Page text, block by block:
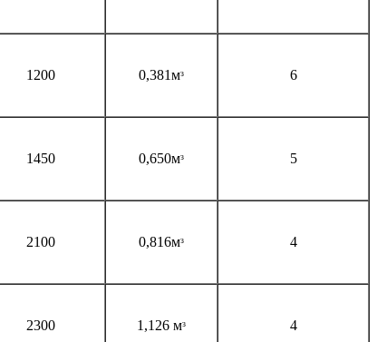
1200 0,381мᶟ 6
1450 0,650мᶟ 5
2100 0,816мᶟ 4
2300 1,126 мᶟ 4